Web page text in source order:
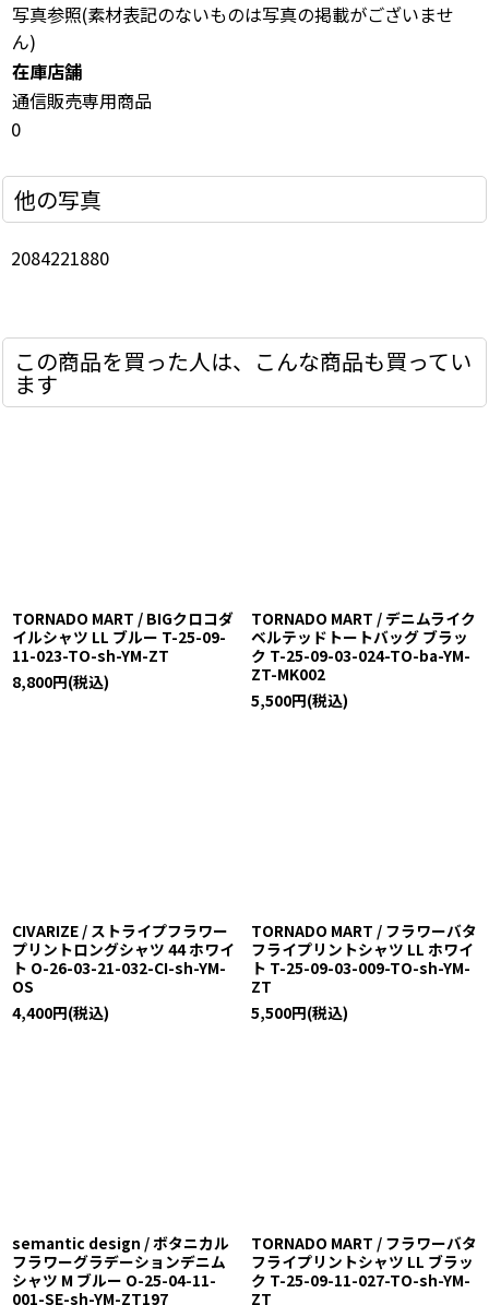
写真参照(素材表記のないものは写真の掲載がございませ
ん)
在庫店舗
通信販売専用商品
0
他の写真
2084221880
この商品を買った人は、こんな商品も買ってい
ます
TORNADO MART / BIGクロコダ
イルシャツ LL ブルー T-25-09-
11-023-TO-sh-YM-ZT
8,800円(税込)
TORNADO MART / デニムライク
ベルテッドトートバッグ ブラッ
ク T-25-09-03-024-TO-ba-YM-
ZT-MK002
5,500円(税込)
CIVARIZE / ストライプフラワー
プリントロングシャツ 44 ホワイ
ト O-26-03-21-032-CI-sh-YM-
OS
4,400円(税込)
TORNADO MART / フラワーバタ
フライプリントシャツ LL ホワイ
ト T-25-09-03-009-TO-sh-YM-
ZT
5,500円(税込)
semantic design / ボタニカル
フラワーグラデーションデニム
シャツ M ブルー O-25-04-11-
001-SE-sh-YM-ZT197
TORNADO MART / フラワーバタ
フライプリントシャツ LL ブラッ
ク T-25-09-11-027-TO-sh-YM-
ZT